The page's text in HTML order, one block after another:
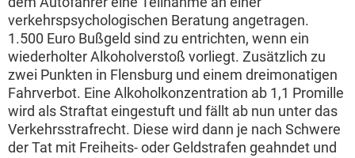
verkehrspsychologischen Beratung angetragen.
1.500 Euro Bußgeld sind zu entrichten, wenn ein
wiederholter Alkoholverstoß vorliegt. Zusätzlich zu
zwei Punkten in Flensburg und einem dreimonatigen
Fahrverbot. Eine Alkoholkonzentration ab 1,1 Promille
wird als Straftat eingestuft und fällt ab nun unter das
Verkehrsstrafrecht. Diese wird dann je nach Schwere
der Tat mit Freiheits- oder Geldstrafen geahndet und